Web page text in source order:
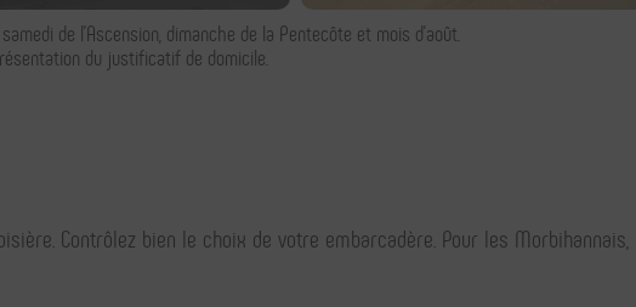
de l'Ascension, dimanche de la Pentecôte et mois d'août.
du justificatif de domicile.
Contrôlez bien le choix de votre embarcadère. Pour les Morbihannais,